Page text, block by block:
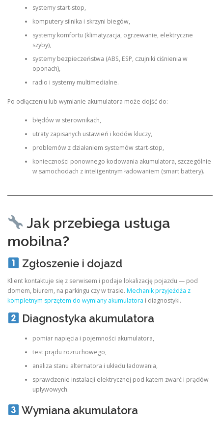
systemy start-stop,
komputery silnika i skrzyni biegów,
systemy komfortu (klimatyzacja, ogrzewanie, elektryczne
szyby),
systemy bezpieczeństwa (ABS, ESP, czujniki ciśnienia w
oponach),
radio i systemy multimedialne.
Po odłączeniu lub wymianie akumulatora może dojść do:
błędów w sterownikach,
utraty zapisanych ustawień i kodów kluczy,
problemów z działaniem systemów start-stop,
konieczności ponownego kodowania akumulatora, szczególnie
w samochodach z inteligentnym ładowaniem (smart battery).
Jak przebiega usługa
mobilna?
Zgłoszenie i dojazd
Klient kontaktuje się z serwisem i podaje lokalizację pojazdu — pod
domem, biurem, na parkingu czy w trasie. Mechanik przyjeżdża z
kompletnym sprzętem do wymiany akumulatora i diagnostyki.
Diagnostyka akumulatora
pomiar napięcia i pojemności akumulatora,
test prądu rozruchowego,
analiza stanu alternatora i układu ładowania,
sprawdzenie instalacji elektrycznej pod kątem zwarć i prądów
upływowych.
Wymiana akumulatora